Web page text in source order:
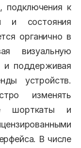
подключения к
и состояния
органично в
визуальную
и поддерживая
устройств.
изменять
шорткаты и
В числе